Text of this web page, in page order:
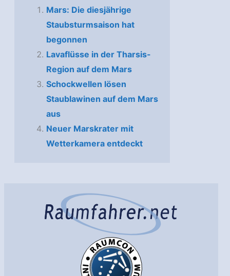
Mars: Die diesjährige
Staubsturmsaison hat
begonnen
Lavaflüsse in der Tharsis-
Region auf dem Mars
Schockwellen lösen
Staublawinen auf dem Mars
aus
Neuer Marskrater mit
Wetterkamera entdeckt